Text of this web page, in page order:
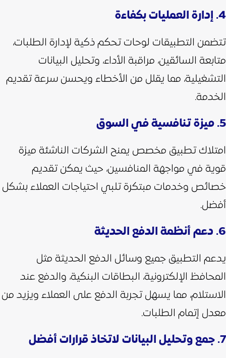
4. إدارة العمليات بكفاءة
تتضمن التطبيقات لوحات تحكم ذكية لإدارة الطلبات،
متابعة السائقين، مراقبة الأداء، وتحليل البيانات
التشغيلية، مما يقلل من الأخطاء ويحسن سرعة تقديم
الخدمة.
5. ميزة تنافسية في السوق
امتلاك تطبيق مخصص يمنح الشركات الناشئة ميزة
قوية في مواجهة المنافسين، حيث يمكن تقديم
خصائص وخدمات مبتكرة تلبي احتياجات العملاء بشكل
أفضل.
6. دعم أنظمة الدفع الحديثة
يدعم التطبيق جميع وسائل الدفع الحديثة مثل
المحافظ الإلكترونية، البطاقات البنكية، والدفع عند
الاستلام، مما يسهل تجربة الدفع على العملاء ويزيد من
معدل إتمام الطلبات.
7. جمع وتحليل البيانات لاتخاذ قرارات أفضل